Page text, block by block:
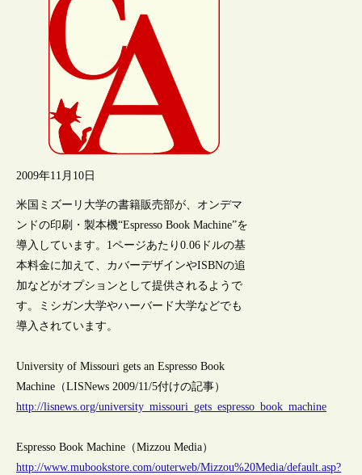
2009年11月10日
米国ミズーリ大学の書籍販売部が、オンデマ
ンドの印刷・製本機“Espresso Book Machine”を
導入しています。1ページあたり0.06ドルの基
本料金に加えて、カバーデザインやISBNの追
加などがオプションとして提供されるようで
す。ミシガン大学やハーバード大学などでも
導入されています。
University of Missouri gets an Espresso Book
Machine（LISNews 2009/11/5付けの記事）
http://lisnews.org/university_missouri_gets_espresso_book_machine
Espresso Book Machine（Mizzou Media）
http://www.mubookstore.com/outerweb/Mizzou%20Media/default.asp?